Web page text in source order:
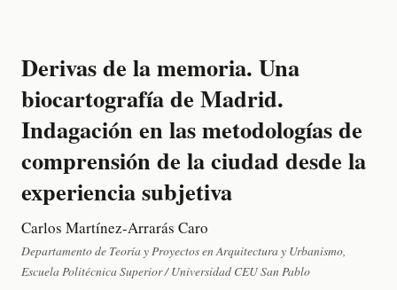
Derivas de la memoria. Una
biocartografía de Madrid.
Indagación en las metodologías de
comprensión de la ciudad desde la
experiencia subjetiva
Carlos Martínez-Arrarás Caro
Departamento de Teoría y Proyectos en Arquitectura y Urbanismo,
Escuela Politécnica Superior / Universidad CEU San Pablo